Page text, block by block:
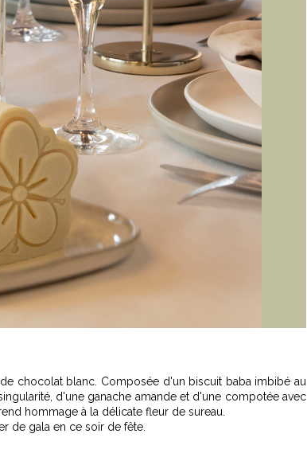
chocolat blanc. Composée d'un biscuit baba imbibé au
d'une ganache amande et d'une compotée avec
hommage à la délicate fleur de sureau.
de gala en ce soir de fête.